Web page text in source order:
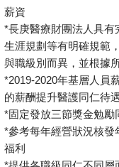
薪資
*長庚醫療財團法人具
生涯規劃等有明確規範
與職級別而異，並根據
*2019-2020年基層人員
的薪酬提升醫護同仁待
*固定發放三節獎金勉
*參考每年經營狀況核
福利